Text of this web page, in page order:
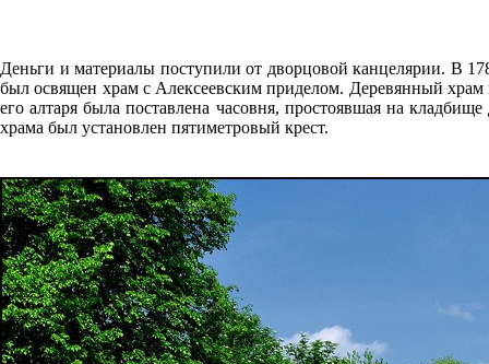
Деньги и материалы поступили от дворцовой канцелярии. В
был освящен храм с Алексеевским приделом. Деревянный храм
его алтаря была поставлена часовня, простоявшая на
храма был установлен пятиметровый крест.